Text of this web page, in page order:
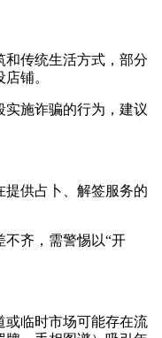
传统生活方式，部分
铺。
施诈骗的行为，建议
供占卜、解签服务的
齐，需警惕以“开
或临时市场可能存在流